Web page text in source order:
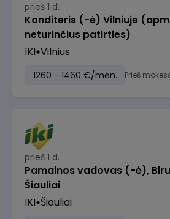
prieš 1 d.
Konditeris (-ė) Vilniuje
neturinčius patirties)
IKI Vilnius
1260 - 1460 €/mėn. Prieš
prieš 1 d.
Pamainos vadovas (-ė),
Šiauliai
IKI Šiauliai